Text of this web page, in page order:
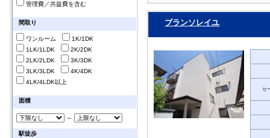
管理費／共益費を含む
間取り
ワンルーム
1K/1DK
1LK/1LDK
2K/2DK
2LK/2LDK
3K/3DK
3LK/3LDK
4K/4DK
4LK/4LDK以上
面積
～
駅徒歩
ブランソレイユ
セ